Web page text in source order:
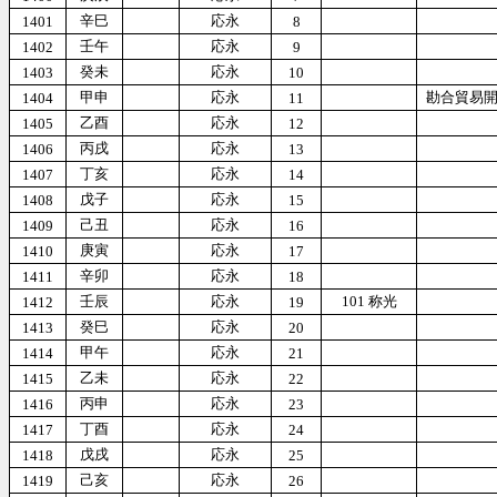
1401
辛巳 応永
8
1402
壬午 応永
9
1403
癸未 応永
10
1404
甲申 応永 11
勘合貿易
1405
乙酉 応永
12
1406
丙戌 応永
13
1407
丁亥 応永
14
1408
戊子 応永
15
1409
己丑 応永
16
1410
庚寅 応永
17
1411
辛卯 応永
18
1412
壬辰 応永 19
101 称光
1413
癸巳 応永
20
1414
甲午 応永
21
1415
乙未 応永
22
1416
丙申 応永
23
1417
丁酉 応永
24
1418
戊戌 応永
25
1419
己亥 応永 26